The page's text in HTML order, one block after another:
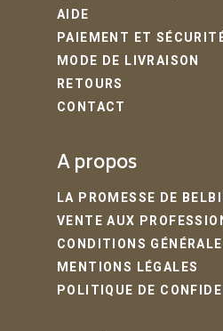
AIDE
PAIEMENT ET
MODE DE LIVRAISON
RETOURS
CONTACT
A propos
LA PROMESSE DE
VENTE AUX
CONDITIONS
MENTIONS LÉGALES
POLITIQUE DE